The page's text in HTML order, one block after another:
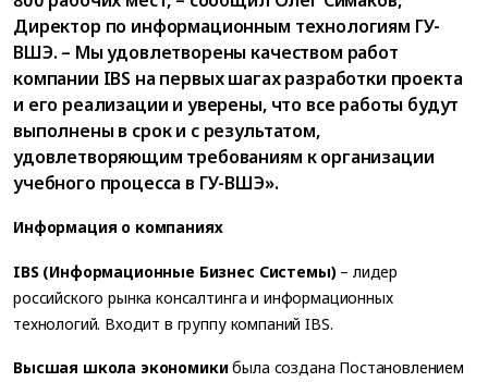
Директор по информационным технологиям ГУ-
ВШЭ. – Мы удовлетворены качеством работ
компании IBS на первых шагах разработки проекта
и его реализации и уверены, что все работы будут
выполнены в срок и с результатом,
удовлетворяющим требованиям к организации
учебного процесса в ГУ-ВШЭ».
Информация о компаниях
IBS (Информационные Бизнес Системы)– лидер
российского рынка консалтинга и информационных
технологий. Входит в группу компаний IBS.
Высшая школа экономикибыла создана Постановлением